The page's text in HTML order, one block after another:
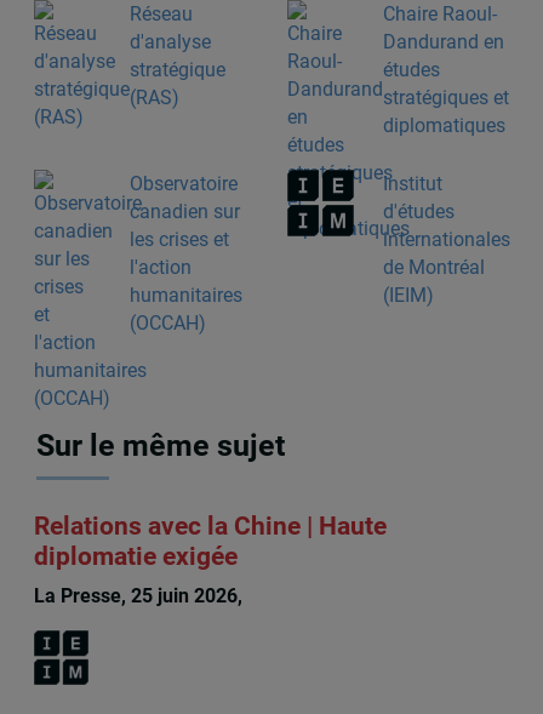
Réseau
d'analyse
stratégique
(RAS)
Chaire Raoul-
Dandurand en
études
stratégiques et
diplomatiques
Observatoire
canadien sur
les crises et
l'action
humanitaires
(OCCAH)
Institut
d'études
internationales
de Montréal
(IEIM)
Sur le même sujet
Relations avec la Chine | Haute
diplomatie exigée
La Presse, 25 juin 2026,